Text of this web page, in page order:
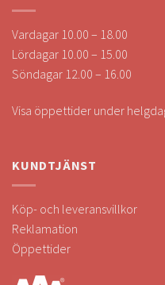
Vardagar 10.00 – 18.00
Lördagar 10.00 – 15.00
Söndagar 12.00 – 16.00
Visa öppettider under
KUNDTJÄNST
Köp- och leveransvillkor
Reklamation
Öppettider